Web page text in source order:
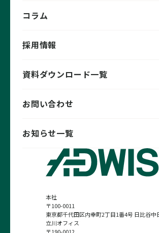
本社
〒100-0011
東京都千代田区内幸町2丁目1番4号 日比谷中
立川オフィス
〒190-0012
コラム
採用情報
資料ダウンロード一覧
お問い合わせ
お知らせ一覧